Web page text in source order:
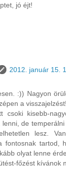
jó éjt!
2012. január 15.
:)) Nagyon
a
csoki kisebb-
lenni, de
lesz.
fontosnak tartod,
olyat lenne
főzést kívánok